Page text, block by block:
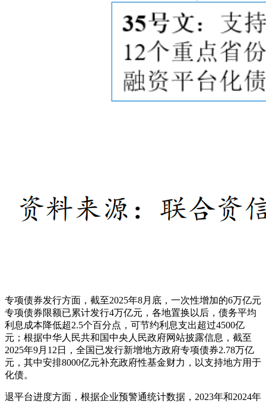
专项债券发行方面，截至2025年8月底，一次性增加的6万亿元
专项债券限额已累计发行4万亿元，各地置换以后，债务平均
利息成本降低超2.5个百分点，可节约利息支出超过4500亿
元；根据中华人民共和国中央人民政府网站披露信息，截至
2025年9月12日，全国已发行新增地方政府专项债券2.78万亿
元，其中安排8000亿元补充政府性基金财力，以支持地方用于
化债。
退平台进度方面，根据企业预警通统计数据，2023年和2024年